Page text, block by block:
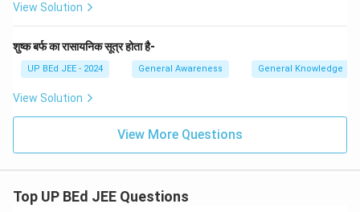
View Solution
शुष्क बर्फ का रासायनिक सूत्र होता है-
UP BEd JEE - 2024 General Awareness General Knowledge
View Solution
View More Questions
Top UP BEd JEE Questions